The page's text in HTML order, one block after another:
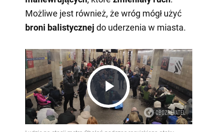
Możliwe jest również, że wróg mógł użyć
broni balistycznej do uderzenia w miasta.
Play